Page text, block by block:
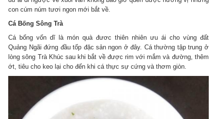
con cúm núm tươi ngon mới bắt về.
Cá Bống Sông Trà
Cá bống vốn dĩ là món quà đươc thiên nhiên ưu ái cho vùng đất
Quảng Ngãi đứng đầu tốp đặc sản ngon ở đây. Cá thường tập trung ở
lòng sông Trà Khúc sau khi bắt về được rim với mắm và đường, thêm
ớt, tiêu cho keo lại cho đến khi cá thực sự cứng và thơm giòn.